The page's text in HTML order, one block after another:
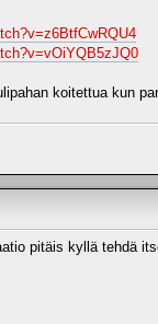
koitettua kun
pitäis kyllä tehdä